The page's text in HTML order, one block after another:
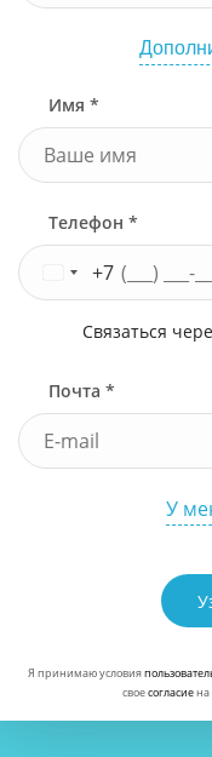
Имя *
Телефон *
+7
Связаться
Почта *
У
Я принимаю условия
своесогласиена